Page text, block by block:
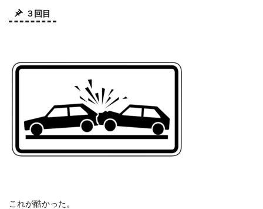
３回目
これが酷かった。